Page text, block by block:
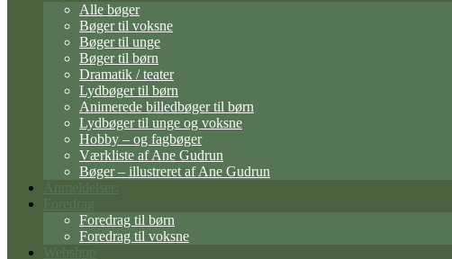
Alle bøger
Bøger til voksne
Bøger til unge
Bøger til børn
Dramatik / teater
Lydbøger til børn
Animerede billedbøger til børn
Lydbøger til unge og voksne
Hobby – og fagbøger
Værkliste af Ane Gudrun
Bøger – illustreret af Ane Gudrun
Foredrag til børn
Foredrag til voksne